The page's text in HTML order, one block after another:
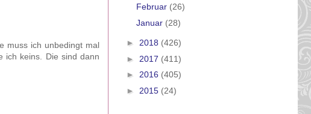
muss ich unbedingt mal
ich keins. Die sind dann
Februar (26)
Januar (28)
► 2018 (426)
► 2017 (411)
► 2016 (405)
► 2015 (24)